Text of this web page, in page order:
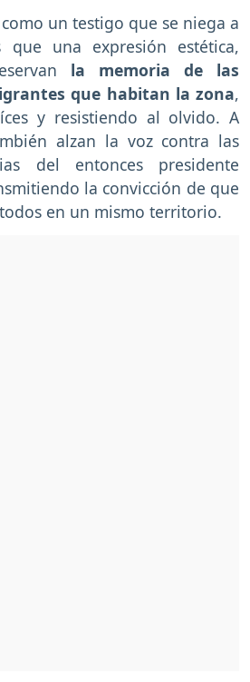
un testigo que se niega a
que una expresión estética,
la memoria de las
que habitan la zona,
y resistiendo al olvido. A
alzan la voz contra las
del entonces presidente
la convicción de que
en un mismo territorio.